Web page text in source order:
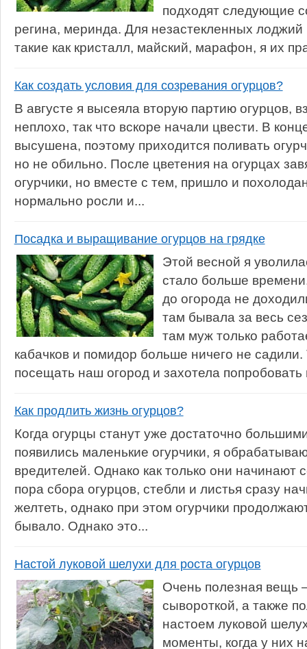
подходят следующие
регина, меринда. Для незастекленных лоджий
такие как кристалл, майский, марафон, я их
Как создать условия для созревания огурцов?
В августе я высеяла вторую партию огурцов,
неплохо, так что вскоре начали цвести. В
высушена, поэтому приходится поливать
но не обильно. После цветения на огурцах
огурчики, но вместе с тем, пришло и
нормально росли и...
Посадка и выращивание огурцов на грядке
Этой весной я
стало больше
до огорода не
там бывала за весь
там муж только
кабачков и помидор больше ничего не
посещать наш огород и захотела попробовать
Как продлить жизнь огурцов?
Когда огурцы станут уже достаточно
появились маленькие огурчики, я
вредителей. Однако как только они начинают
пора сбора огурцов, стебли и листья сразу
желтеть, однако при этом огурчики
бывало. Однако это...
Настой луковой шелухи для роста огурцов
Очень полезная вещь
сывороткой, а также
настоем луковой
моменты, когда у них